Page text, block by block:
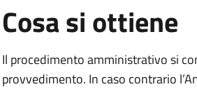
Cosa si ottiene
Il procedimento amministrativo si
provvedimento. In caso contrario